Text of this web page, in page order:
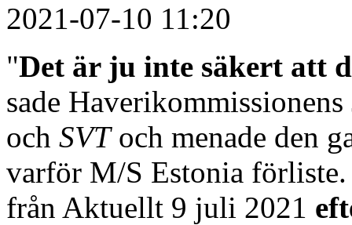
2021-07-10 11:20
"Det är ju inte säkert att
sade
och SVToch menade den
varför M/S Estonia
från Aktuellt 9 juli 2021